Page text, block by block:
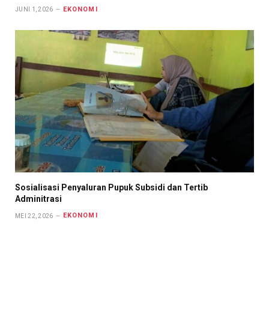
JUNI 1, 2026 EKONOMI
Sosialisasi Penyaluran Pupuk Subsidi dan Tertib
Adminitrasi
MEI 22, 2026 EKONOMI